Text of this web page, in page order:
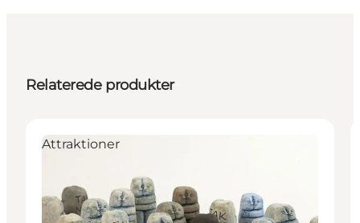
Relaterede produkter
Attraktioner